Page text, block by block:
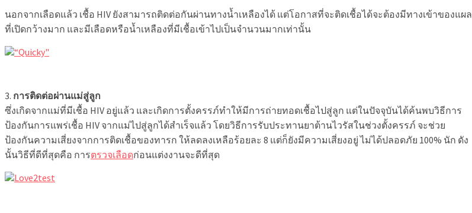
นอกจากเลือดแล้ว เชื้อ HIV ยังสามารถติดต่อกันผ่านทางน้ำเหลืองได้ แต่โอกาสที่จะติดเชื้อได้จะต้องมีทางเข้าของแผล
ที่เปิดกว้างมาก และมีเลือดหรือน้ำเหลืองที่มีเชื้อเข้าไปเป็นจำนวนมากเท่านั้น
3. การติดต่อผ่านแม่สู่ลูก
ซึ่งเกิดจากแม่ที่มีเชื้อ HIV อยู่แล้ว และเกิดการตั้งครรภ์ทำให้มีการถ่ายทอดเชื้อไปสู่ลูก แต่ในปัจจุบันได้ค้นพบวิธีการ
ป้องกันการแพร่เชื้อ HIV จากแม่ไปสู่ลูกได้สำเร็จแล้ว โดยวิธีการรับประทานยาต้านไวรัสในช่วงตั้งครรภ์ จะช่วย
ป้องกันความเสี่ยงจากการติดเชื้อของทารก ให้ลดลงเหลือร้อยละ 8 แต่ก็ยังมีความเสี่ยงอยู่ ไม่ได้ปลอดภัย 100% นัก ดัง
นั้นวิธีที่ดีที่สุดคือ การตรวจเลือดก่อนแต่งงานจะดีที่สุด